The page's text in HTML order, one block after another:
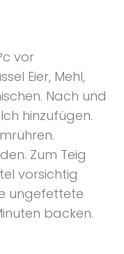
vor
Eier, Mehl,
Nach und
hinzufügen.
Zum Teig
vorsichtig
ungefettete
backen.